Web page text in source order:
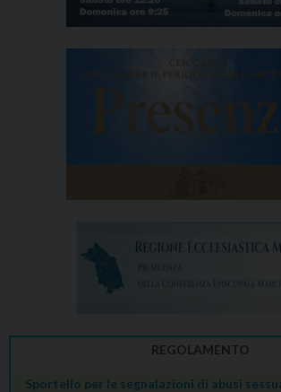
REGOLAMENTO
Sportello per le segnalazioni di abusi